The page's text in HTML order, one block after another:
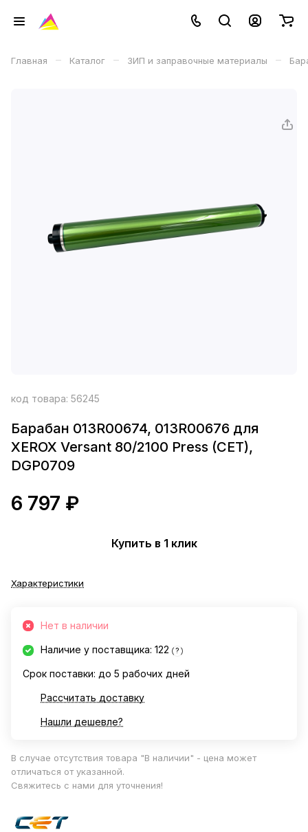
Главная – Каталог – ЗИП и заправочные материалы –
код товара: 56245
Барабан 013R00674, 013R00676 для
XEROX Versant 80/2100 Press (CET),
DGP0709
6 797 ₽
Купить в 1 клик
Характеристики
Нет в наличии
Наличие у поставщика: 122 ?
Срок поставки: до 5 рабочих дней
Рассчитать доставку
Нашли дешевле?
В случае отсутствия товара "В наличии" - цена может
отличаться от указанной.
Свяжитесь с нами для уточнения!